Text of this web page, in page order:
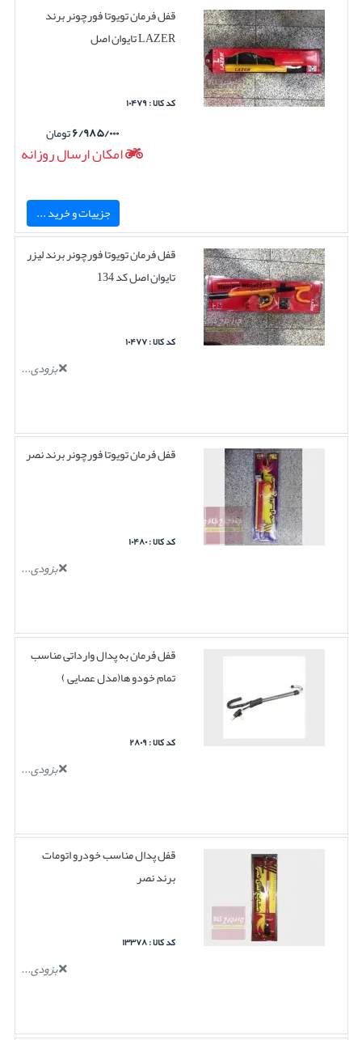
قفل فرمان تویوتا فورچونر برند
LAZER تایوان اصل
کد کالا : ۱۰۴۷۹
۶/۹۸۵/۰۰۰تومان
امکان ارسال روزانه
جزییات و خرید ...
قفل فرمان تویوتا فورچونر برند لیزر
تایوان اصل کد 134
کد کالا : ۱۰۴۷۷
بزودی...
قفل فرمان تویوتا فورچونر برند نصر
کد کالا : ۱۰۴۸۰
بزودی...
قفل فرمان به پدال وارداتی مناسب
تمام خودو ها(مدل عصایی )
کد کالا : ۲۸۰۹
بزودی...
قفل پدال مناسب خودرو اتومات
برند نصر
کد کالا : ۱۳۳۷۸
بزودی...